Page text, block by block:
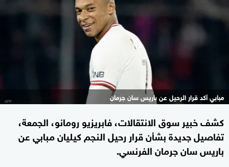
مبابي أكد قرار الرحيل عن باريس سان جرمان
كشف خبير سوق الانتقالات، فابريزيو رومانو، الجمعة،
تفاصيل جديدة بشأن قرار رحيل النجم كيليان مبابي عن
باريس سان جرمان الفرنسي.